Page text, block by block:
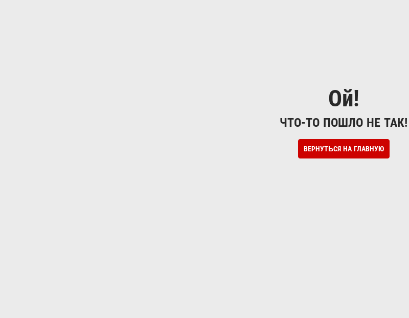
Ой!
ЧТО-ТО ПОШЛО НЕ ТАК!
ВЕРНУТЬСЯ НА ГЛАВНУЮ